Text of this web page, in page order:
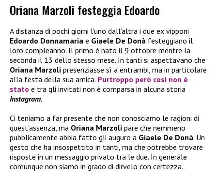
Oriana Marzoli festeggia Edoardo
A distanza di pochi giorni l’uno dall’altra i due ex vipponi
Edoardo Donnamaria e Giaele De Donà festeggiano il
loro compleanno. Il primo è nato il 9 ottobre mentre la
seconda il 13 dello stesso mese. In tanti si aspettavano che
Oriana Marzoli presenziasse sì a entrambi, ma in particolare
alla festa della sua amica. Purtroppo però così non è
stato e tra gli invitati non è comparsa in alcuna storia
Instagram.
Ci teniamo a far presente che non conosciamo le ragioni di
quest’assenza, ma Oriana Marzoli pare che nemmeno
pubblicamente abbia fatto gli auguro a Giaele De Donà. Un
gesto che ha insospettito in tanti, ma che potrebbe trovare
risposte in un messaggio privato tra le due. In generale
comunque non siamo in grado di dirvelo con certezza.